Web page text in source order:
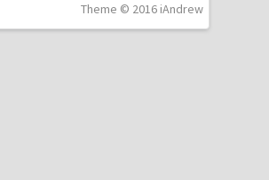
Theme © 2016 iAndrew